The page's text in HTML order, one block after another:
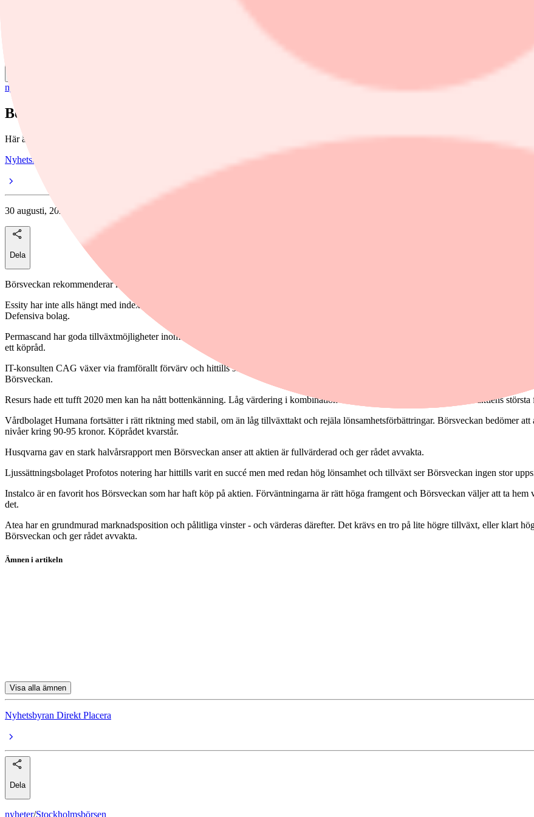
nyheter
Börsveckans senaste aktieråd
Här är aktierekommendationerna från senaste utgåvan av tidningen Börsveckan.
Nyhetsbyran Direkt Placera
30 augusti, 2021
Dela
Börsveckan rekommenderar köp för Essity, Permascand, CAG, Resurs och Humana i den senaste utgåvan. Börsveckan tar däremot
Essity har inte alls hängt med index sedan avknoppningen från SCA. Aktien har en ocyklisk verksamhet till en rimlig värdering och är
Defensiva bolag.
Permascand har goda tillväxtmöjligheter inom vätgas och rening av barlastvatten för fartyg. Aktien har gått starkt sedan noteringen i juni
ett köpråd.
IT-konsulten CAG växer via framförallt förvärv och hittills ser dessa värdeskapande ut. Storkundberoendet och en klen organisk tillväxt
Börsveckan.
Resurs hade ett tufft 2020 men kan ha nått bottenkänning. Låg värdering i kombination med hög direktavkastning kan vara aktiens
Vårdbolaget Humana fortsätter i rätt riktning med stabil, om än låg tillväxttakt och rejäla lönsamhetsförbättringar. Börsveckan bedömer
nivåer kring 90-95 kronor. Köprådet kvarstår.
Husqvarna gav en stark halvårsrapport men Börsveckan anser att aktien är fullvärderad och ger rådet avvakta.
Ljussättningsbolaget Profotos notering har hittills varit en succé men med redan hög lönsamhet och tillväxt ser Börsveckan ingen stor
Instalco är en favorit hos Börsveckan som har haft köp på aktien. Förväntningarna är rätt höga framgent och Börsveckan väljer att ta
det.
Atea har en grundmurad marknadsposition och pålitliga vinster - och värderas därefter. Det krävs en tro på lite högre tillväxt, eller klart
Börsveckan och ger rådet avvakta.
Ämnen i artikeln
Visa alla ämnen
Nyhetsbyran Direkt Placera
Dela
nyheter/Stockholmsbörsen